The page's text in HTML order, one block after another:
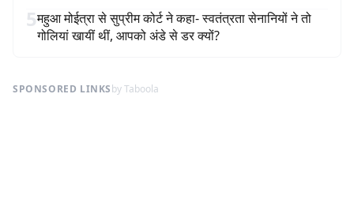
5महुआ मोईत्रा से सुप्रीम कोर्ट ने कहा- स्वतंत्रता सेनानियों ने तो
गोलियां खायीं थीं, आपको अंडे से डर क्यों?
SPONSORED LINKSby Taboola